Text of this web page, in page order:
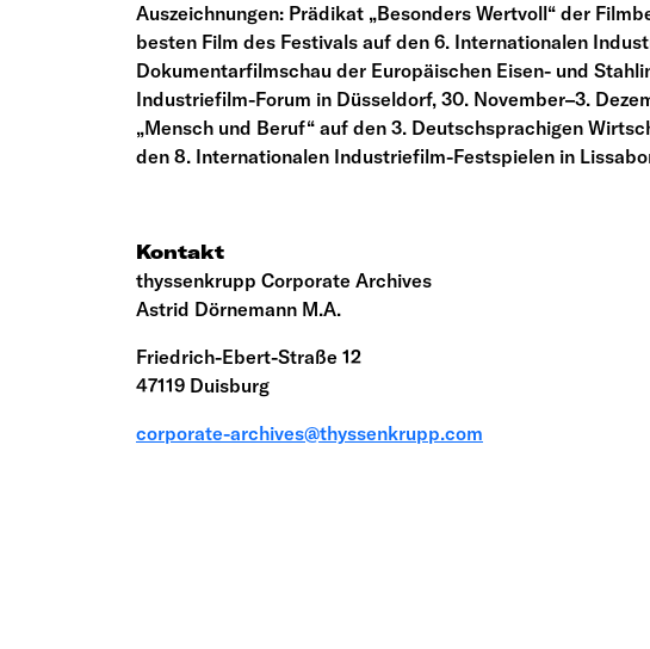
Auszeichnungen: Prädikat „Besonders Wertvoll“ der
besten Film des Festivals auf den 6. Internationalen
Dokumentarfilmschau der Europäischen Eisen- und
Industriefilm-Forum in Düsseldorf, 30. November–3.
„Mensch und Beruf“ auf den 3. Deutschsprachigen
den 8. Internationalen Industriefilm-Festspielen in
Kontakt
thyssenkrupp Corporate Archives
Astrid Dörnemann M.A.
Friedrich-Ebert-Straße 12
47119 Duisburg
corporate-archives@thyssenkrupp.com